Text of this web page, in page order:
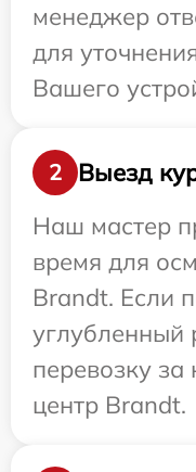
менеджер
для
Вашего
2
Выезд
Наш мастер
время для
Brandt. Если
углубленный
перевозку
центр Brandt.